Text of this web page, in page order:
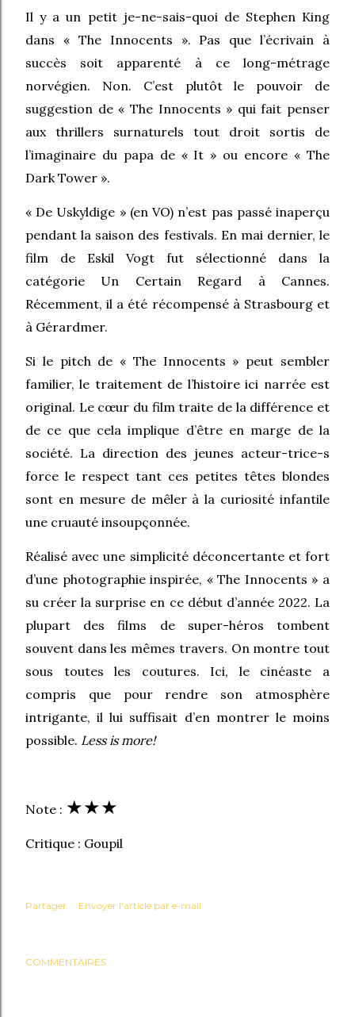
Il y a un petit je-ne-sais-quoi de Stephen King
dans « The Innocents ». Pas que l’écrivain à
succès soit apparenté à ce long-métrage
norvégien. Non. C’est plutôt le pouvoir de
suggestion de « The Innocents » qui fait penser
aux thrillers surnaturels tout droit sortis de
l’imaginaire du papa de « It » ou encore « The
Dark Tower ».
« De Uskyldige » (en VO) n’est pas passé inaperçu
pendant la saison des festivals. En mai dernier, le
film de Eskil Vogt fut sélectionné dans la
catégorie Un Certain Regard à Cannes.
Récemment, il a été récompensé à Strasbourg et
à Gérardmer.
Si le pitch de « The Innocents » peut sembler
familier, le traitement de l’histoire ici narrée est
original. Le cœur du film traite de la différence et
de ce que cela implique d’être en marge de la
société. La direction des jeunes acteur-trice-s
force le respect tant ces petites têtes blondes
sont en mesure de mêler à la curiosité infantile
une cruauté insoupçonnée.
Réalisé avec une simplicité déconcertante et fort
d’une photographie inspirée, « The Innocents » a
su créer la surprise en ce début d’année 2022. La
plupart des films de super-héros tombent
souvent dans les mêmes travers. On montre tout
sous toutes les coutures. Ici, le cinéaste a
compris que pour rendre son atmosphère
intrigante, il lui suffisait d’en montrer le moins
possible. Less is more!
Note : ★★★
Critique : Goupil
Partager Envoyer l'article par e-mail
COMMENTAIRES